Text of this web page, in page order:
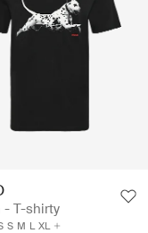
- T-shirty
S M L XL